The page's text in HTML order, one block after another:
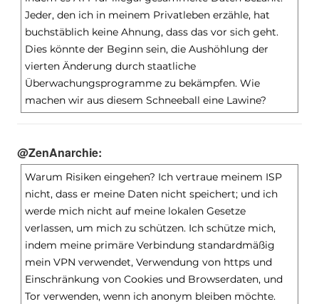
Jeder, den ich in meinem Privatleben erzähle, hat
buchstäblich keine Ahnung, dass das vor sich geht.
Dies könnte der Beginn sein, die Aushöhlung der
vierten Änderung durch staatliche
Überwachungsprogramme zu bekämpfen. Wie
machen wir aus diesem Schneeball eine Lawine?
@ZenAnarchie:
Warum Risiken eingehen? Ich vertraue meinem ISP
nicht, dass er meine Daten nicht speichert; und ich
werde mich nicht auf meine lokalen Gesetze
verlassen, um mich zu schützen. Ich schütze mich,
indem meine primäre Verbindung standardmäßig
mein VPN verwendet, Verwendung von https und
Einschränkung von Cookies und Browserdaten, und
Tor verwenden, wenn ich anonym bleiben möchte.